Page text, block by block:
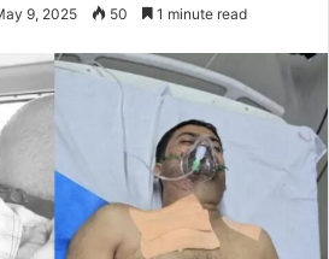
9, 2025 50 1 minute read